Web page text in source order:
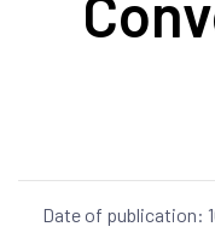
Date of publication: